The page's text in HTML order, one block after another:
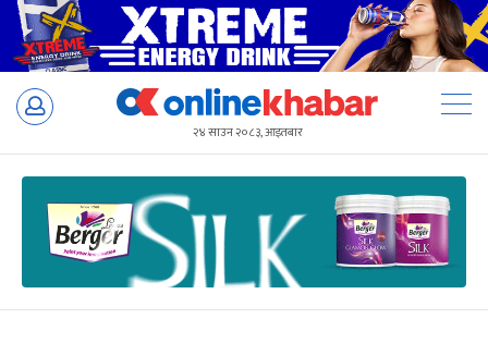
Skip
२४ साउन २०८३, आइतबार